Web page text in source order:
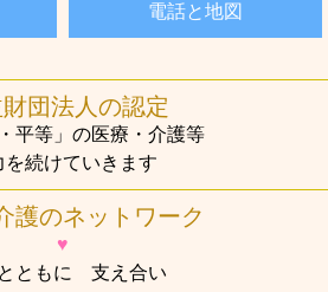
電話と地図
団法人の認定
平等」の医療・介護等
を続けていきます
護のネットワーク
♥
ともに 支え合い